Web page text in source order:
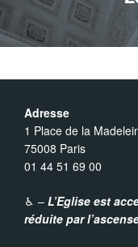
Adresse
1 Place de la
75008 Paris
01 44 51 69 00
♿︎ – L’Eglise est
réduite par